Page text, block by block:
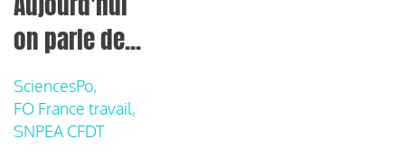
on parle de...
SciencesPo,
FO France travail,
SNPEA CFDT